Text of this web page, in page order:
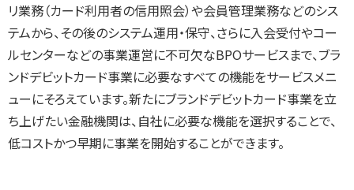
リ業務（カード利用者の信用照会）や会員管理業務などのシス
テムから、その後のシステム運用・保守、さらに入会受付やコー
ルセンターなどの事業運営に不可欠なBPOサービスまで、ブラ
ンドデビットカード事業に必要なすべての機能をサービスメニ
ューにそろえています。新たにブランドデビットカード事業を立
ち上げたい金融機関は、自社に必要な機能を選択することで、
低コストかつ早期に事業を開始することができます。